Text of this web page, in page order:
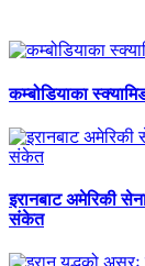
कम्बोडियाका
इरानबाट अमेरिकी सेना
संकेत